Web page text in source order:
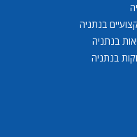
בנתניה
בנתניה
בנתניה